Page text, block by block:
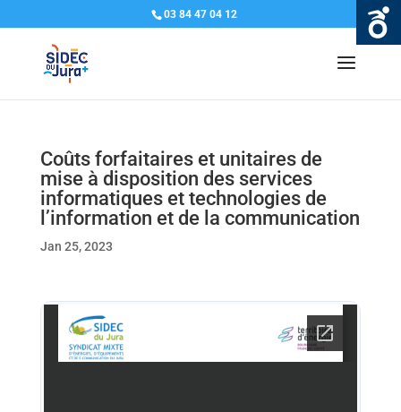
03 84 47 04 12
Coûts forfaitaires et unitaires de
mise à disposition des services
informatiques et technologies de
l’information et de la communication
Jan 25, 2023